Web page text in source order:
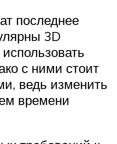
последнее
3D
с ними стоит
ведь изменить
времени